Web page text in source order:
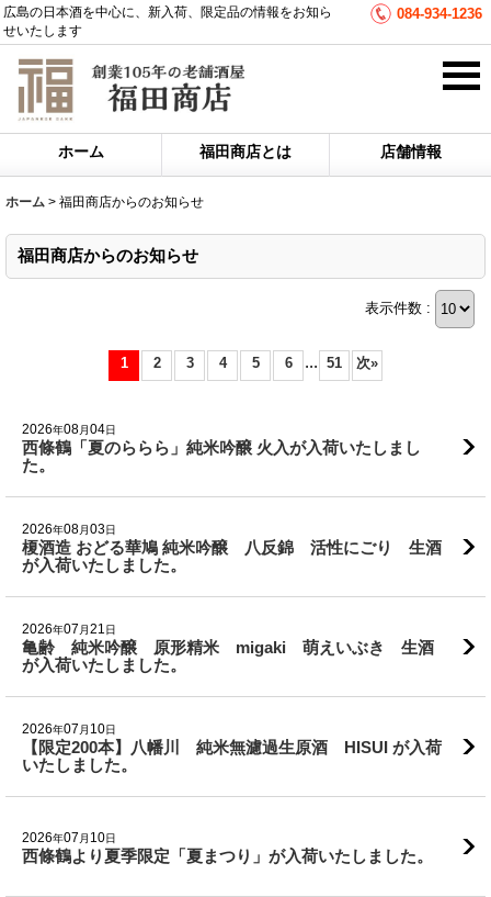
広島の日本酒を中心に、新入荷、限定品の情報をお知ら
せいたします
084-934-1236
ホーム 福田商店とは 店舗情報
ホーム > 福田商店からのお知らせ
福田商店からのお知らせ
表示件数 :
1 2 3 4 5 6 ... 51 次»
2026年08月04日
西條鶴「夏のららら」純米吟醸 火入が入荷いたしまし
た。
2026年08月03日
榎酒造 おどる華鳩 純米吟醸 八反錦 活性にごり 生酒
が入荷いたしました。
2026年07月21日
亀齢 純米吟醸 原形精米 migaki 萌えいぶき 生酒
が入荷いたしました。
2026年07月 10日
【限定200本】八幡川 純米無濾過生原酒 HISUI が入荷
いたしました。
2026年07月 10日
西條鶴より夏季限定「夏まつり」が入荷いたしました。